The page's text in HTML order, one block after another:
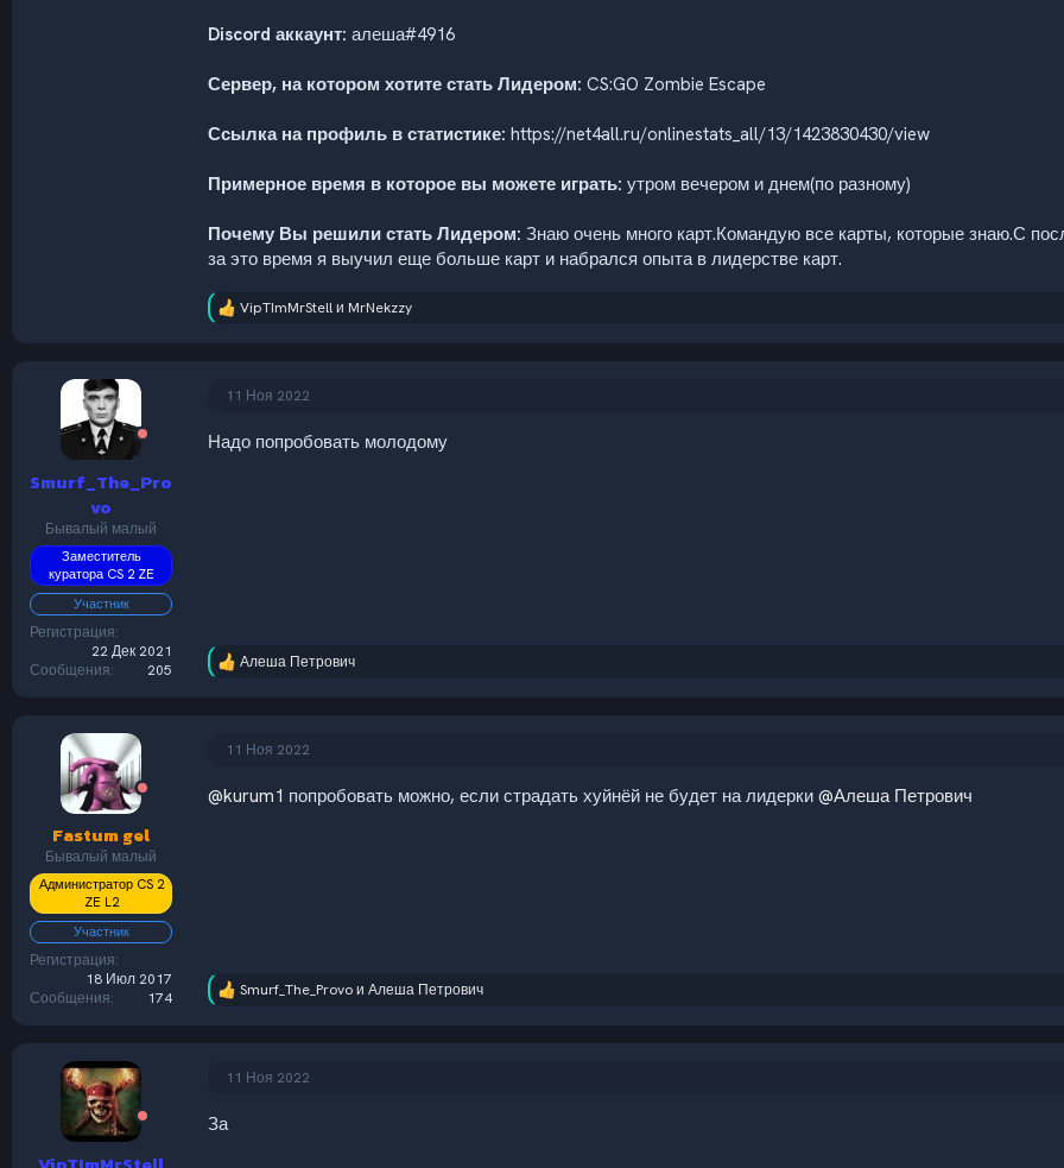
Discord аккаунт: алеша#4916
Сервер, на котором хотите стать Лидером: CS:GO Zombie Escape
Ссылка на профиль в статистике: https://net4all.ru/onlinestats_all/13/1423830430/view
Примерное время в которое вы можете играть: утром вечером и днем(по разному)
Почему Вы решили стать Лидером: Знаю очень много карт.Командую все карты, которые знаю.С
за это время я выучил еще больше карт и набрался опыта в лидерстве карт.
Р
:
VipTImMrStellи MrNekzzy
Smurf_The_Pro
vo
Бывалый малый
Заместитель
куратора CS 2 ZE
Участник
Регистрация
22 Дек 2021
Сообщения
205
11 Ноя 2022
Надо попробовать молодому
Р
:
Алеша Петрович
Fastum gel
Бывалый малый
Администратор CS 2
ZE L2
Участник
Регистрация
18 Июл 2017
Сообщения
174
11 Ноя 2022
@kurum1 попробовать можно, если страдать хуйнёй не будет на лидерки @Алеша Петрович
Р
:
Smurf_The_Provoи Алеша Петрович
11 Ноя 2022
За